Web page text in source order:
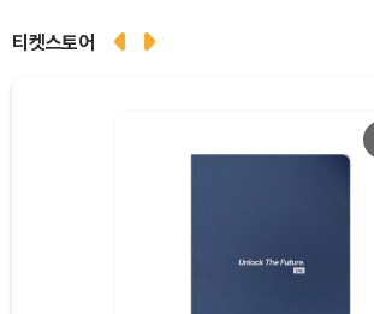
티켓스토어